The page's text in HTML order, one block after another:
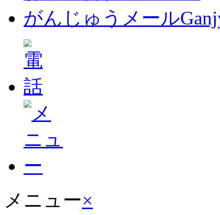
がんじゅうメール
メニュー×